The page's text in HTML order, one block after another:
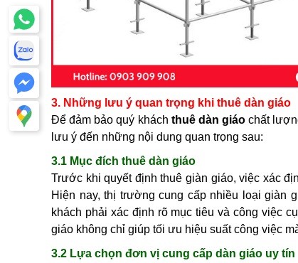
3. Những lưu ý quan trọng khi thuê dàn giáo
Để đảm bảo quý khách thuê dàn giáo chất
lưu ý đến những nội dung quan trọng sau:
3.1 Mục đích thuê dàn giáo
Trước khi quyết định thuê giàn giáo, việc xác
Hiện nay, thị trường cung cấp nhiều loại giàn
khách phải xác định rõ mục tiêu và công việc
giáo không chỉ giúp tối ưu hiệu suất công việc
3.2 Lựa chọn đơn vị cung cấp dàn giáo uy tín